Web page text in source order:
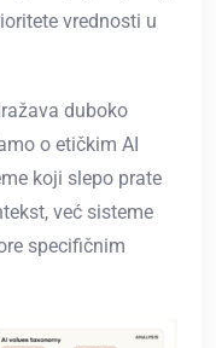
vrednosti u
duboko
o etičkim AI
koji slepo prate
već sisteme
specifičnim